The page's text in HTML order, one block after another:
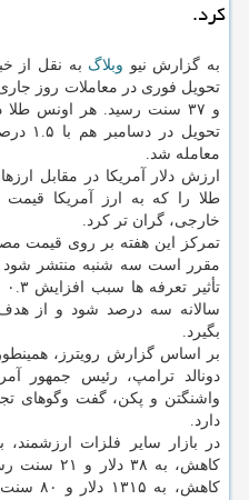
کرد.
به گزارش نیو وبلاگ به نقل از
و ۳۷ سنت رسید. هر اونس طلا
معامله شد.
طلا را که به ارز آمریکا
خارجی، گران تر کرد.
تمرکز این هفته بر روی قیمت
مقرر است سه شنبه منتشر شود
سالانه سه درصد شود و از
بگیرد.
دونالد ترامپ، رئیس جمهور
واشنگتن و پکن، گفت وگوهای
دارد.
کاهش،